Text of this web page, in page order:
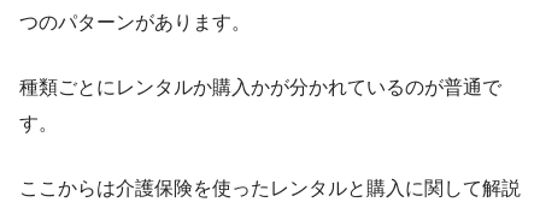
つのパターンがあります。
種類ごとにレンタルか購入かが分かれているのが普通で
す。
ここからは介護保険を使ったレンタルと購入に関して解説